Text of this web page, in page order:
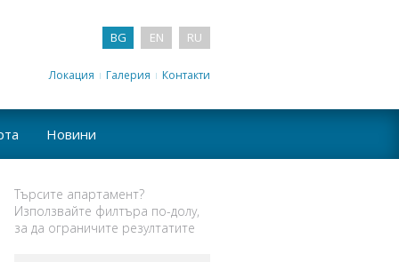
BG EN RU
Локация Галерия Контакти
Новини
Търсите апартамент?
Използвайте филтъра по-долу,
за да ограничите резултатите